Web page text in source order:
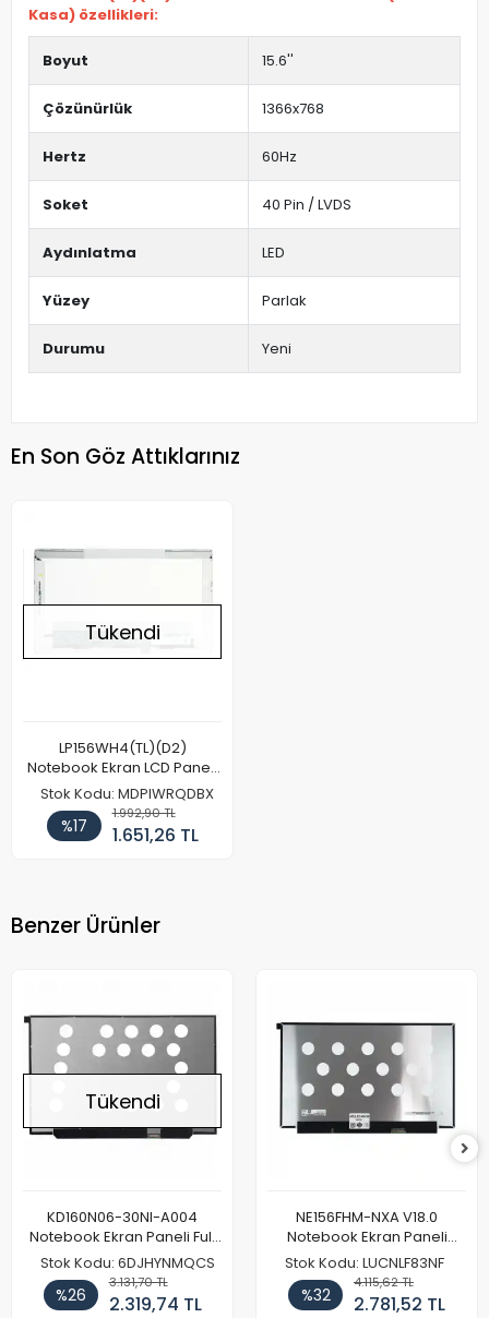
Kasa) özellikleri:
Boyut 15.6''
Çözünürlük 1366x768
Hertz 60Hz
Soket 40 Pin / LVDS
Aydınlatma LED
Yüzey Parlak
Durumu Yeni
En Son Göz Attıklarınız
Tükendi
LP156WH4(TL)(D2)
Notebook Ekran LCD Paneli
(Kalın Kasa)
Stok Kodu: MDPIWRQDBX
%17
1.992,90 TL
1.651,26 TL
Benzer Ürünler
Tükendi
KD160N06-30NI-A004
Notebook Ekran Paneli Full
HD
Stok Kodu: 6DJHYNMQCS
%26
3.131,70 TL
2.319,74 TL
NE156FHM-NXA V18.0
Notebook Ekran Paneli
144Hz
Stok Kodu: LUCNLF83NF
%32
4.115,62 TL
2.781,52 TL